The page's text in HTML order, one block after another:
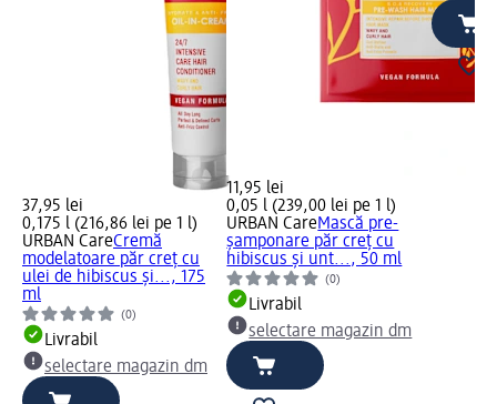
37,95 lei
0,175 l (216,86 lei pe 1 l)
URBAN CareCremă
modelatoare păr creț cu
ulei de hibiscus și..., 175
ml
(0)
Livrabil
selectare magazin dm
11,95 lei
0,05 l (239,00 lei pe 1 l)
URBAN CareMască pre-
șamponare păr creț cu
hibiscus și unt..., 50 ml
(0)
Livrabil
selectare magazin dm